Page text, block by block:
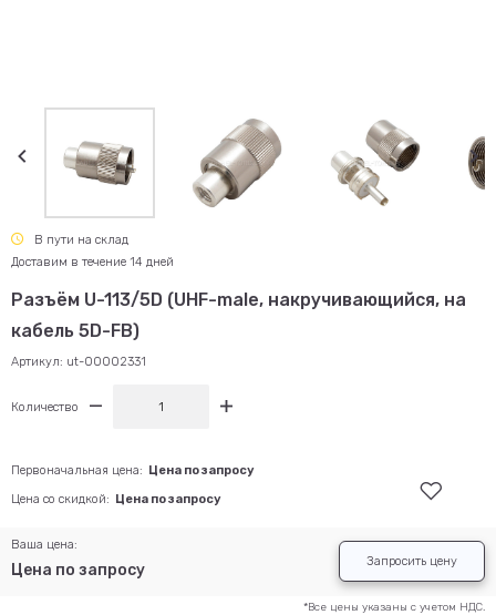
Разъём U-113/5D (UHF-male, накручивающийся, на
кабель 5D-FB)
Артикул: ut-00002331
В пути на склад
Доставим в течение 14 дней
Количество
Ваша цена:
Цена по запросу
Первоначальная цена: Цена по запросу
Цена со скидкой: Цена по запросу
*Все цены указаны с учетом НДС.
Запросить цену